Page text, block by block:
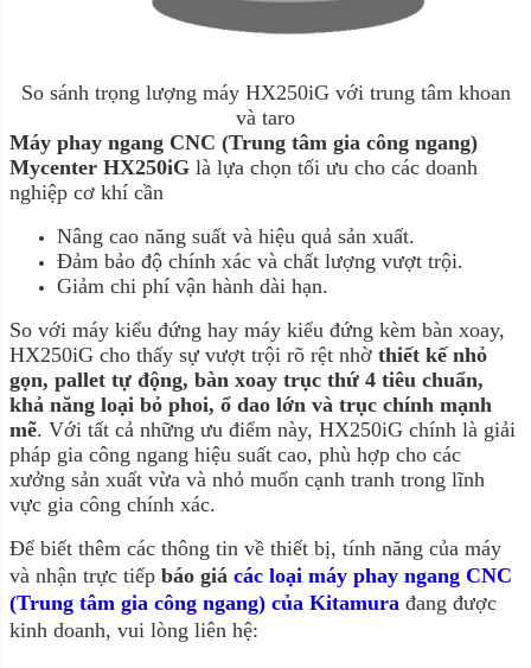
So sánh trọng lượng máy HX250iG với trung tâm khoan
và taro
Máy phay ngang CNC (Trung tâm gia công ngang)
Mycenter HX250iG là lựa chọn tối ưu cho các doanh
nghiệp cơ khí cần
Nâng cao năng suất và hiệu quả sản xuất.
Đảm bảo độ chính xác và chất lượng vượt trội.
Giảm chi phí vận hành dài hạn.
So với máy kiểu đứng hay máy kiểu đứng kèm bàn xoay,
HX250iG cho thấy sự vượt trội rõ rệt nhờ thiết kế nhỏ
gọn, pallet tự động, bàn xoay trục thứ 4 tiêu chuẩn,
khả năng loại bỏ phoi, ổ dao lớn và trục chính mạnh
mẽ. Với tất cả những ưu điểm này, HX250iG chính là giải
pháp gia công ngang hiệu suất cao, phù hợp cho các
xưởng sản xuất vừa và nhỏ muốn cạnh tranh trong lĩnh
vực gia công chính xác.
Để biết thêm các thông tin về thiết bị, tính năng của máy
và nhận trực tiếp báo giá các loại máy phay ngang CNC
(Trung tâm gia công ngang) của Kitamura đang được
kinh doanh, vui lòng liên hệ: